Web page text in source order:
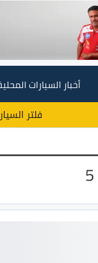
أخبار السيارات
فلتر